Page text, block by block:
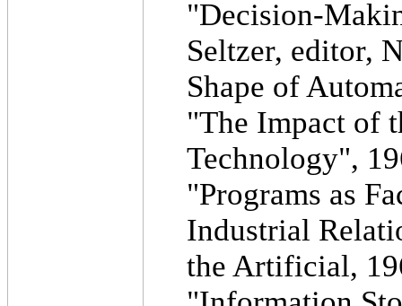
"Decision-
Seltzer, editor,
Shape of
"The Impact of
Technology",
"Programs as
Industrial
the Artificial,